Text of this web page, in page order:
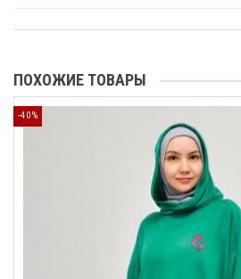
ПОХОЖИЕ ТОВАРЫ
-40%